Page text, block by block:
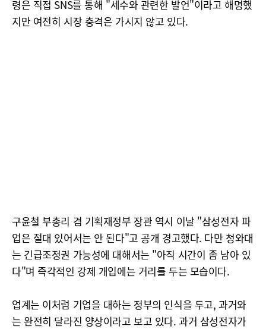
령은 직접 SNS를 통해 "세수와 관련한 발언"이라고 해명했
지만 여전히 시장 충격은 가시지 않고 있다.
구윤철 부총리 겸 기획재정부 장관 역시 이날 "삼성전자 파
업은 절대 있어서는 안 된다"고 공개 경고했다. 다만 청와대
는 긴급조정권 가능성에 대해서는 "아직 시간이 좀 남아 있
다"며 즉각적인 강제 개입에는 거리를 두는 모습이다.
업계는 이처럼 기업을 대하는 정부의 인식을 두고, 과거와
는 완전히 달라진 양상이라고 보고 있다. 과거 삼성전자가